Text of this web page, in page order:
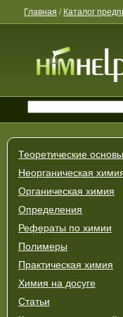
Главная /Каталог
Теоретические
Неорганическая
Органическая химия
Определения
Рефераты по химии
Полимеры
Практическая химия
Химия на досуге
Статьи